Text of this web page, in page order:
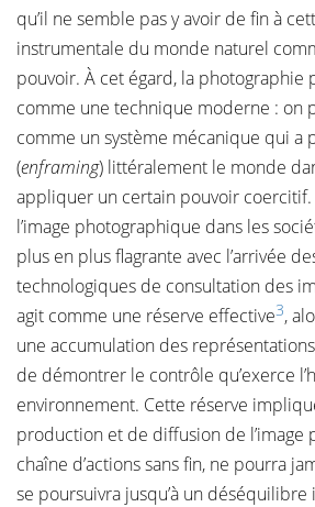
qu’il ne semble pas y avoir de fin à
instrumentale du monde naturel
pouvoir. À cet égard, la photographie
comme une technique moderne : on
comme un système mécanique qui a
(enframing) littéralement le monde
appliquer un certain pouvoir coercitif.
l’image photographique dans les
plus en plus flagrante avec l’arrivée
technologiques de consultation des
agit comme une réserve effective3,
une accumulation des
de démontrer le contrôle qu’exerce
environnement. Cette réserve
production et de diffusion de l’image
chaîne d’actions sans fin, ne pourra
se poursuivra jusqu’à un